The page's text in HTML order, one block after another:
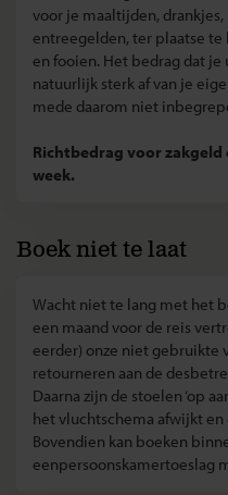
voor je maaltijden,
entreegelden, ter plaatse
en fooien. Het bedrag dat
natuurlijk sterk af van je
mede daarom niet
Richtbedrag voor zakgeld
week.
Boek niet te laat
Wacht niet te lang met het
een maand voor de reis
eerder) onze niet
retourneren aan de
Daarna zijn de stoelen ‘op
het vluchtschema afwijkt
Bovendien kan boeken
eenpersoonskamertoeslag